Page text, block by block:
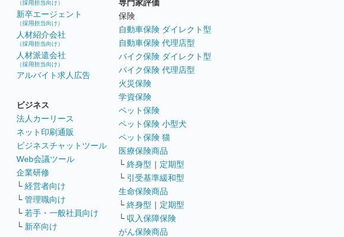
（採用担当向け）
新卒エージェント
（採用担当向け）
人材紹介会社
（採用担当向け）
人材派遣会社
（採用担当向け）
アルバイト求人広告
ビジネス
法人カーリース
ネット印刷通販
ビジネスチャットツール
Web会議ツール
企業研修
└ 経営者向け
└ 管理職向け
└ 若手・一般社員向け
└ 新卒向け
専門家評価
保険
自動車保険 ダイレクト型
自動車保険 代理店型
バイク保険 ダイレクト型
バイク保険 代理店型
火災保険
学資保険
ペット保険
ペット保険 小型犬
ペット保険 猫
医療保険商品
└ 終身型 ｜ 定期型
└ 引受基準緩和型
生命保険商品
└ 終身型 ｜ 定期型
└ 収入保障保険
がん保険商品